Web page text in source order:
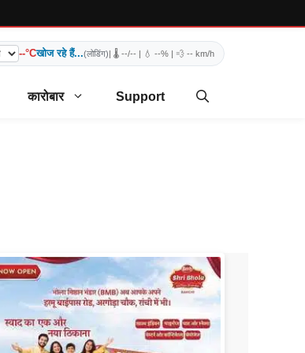
--°Cखोज रहे हैं...(लोडिंग)| 🌡️ --/-- | 💧 --% | 💨 -- km/h
कारोबार Support